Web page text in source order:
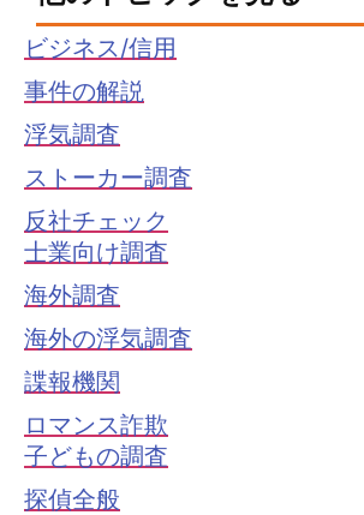
ビジネス/信用
事件の解説
浮気調査
ストーカー調査
反社チェック
士業向け調査
海外調査
海外の浮気調査
諜報機関
ロマンス詐欺
子どもの調査
探偵全般